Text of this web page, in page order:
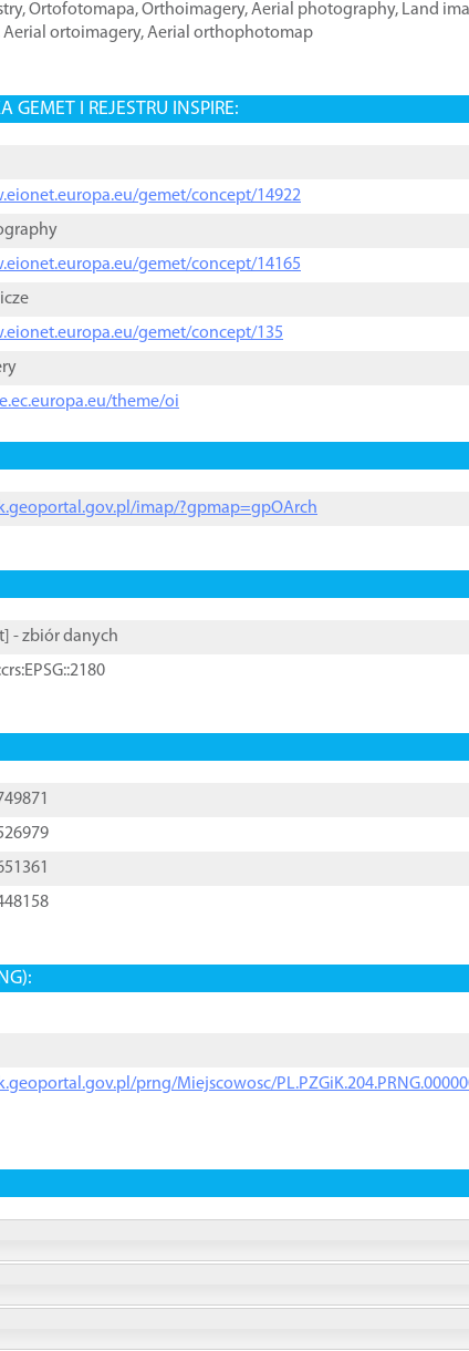
,Ortofotomapa,Orthoimagery,Aerial photography, Land
Aerial ortoimagery,Aerial orthophotomap
GEMET I REJESTRU INSPIRE:
gemet/concept/14922
gemet/concept/14165
gemet/concept/135
theme/oi
imap/?gpmap=gpOArch
] - zbiór danych
prng/Miejscowosc/